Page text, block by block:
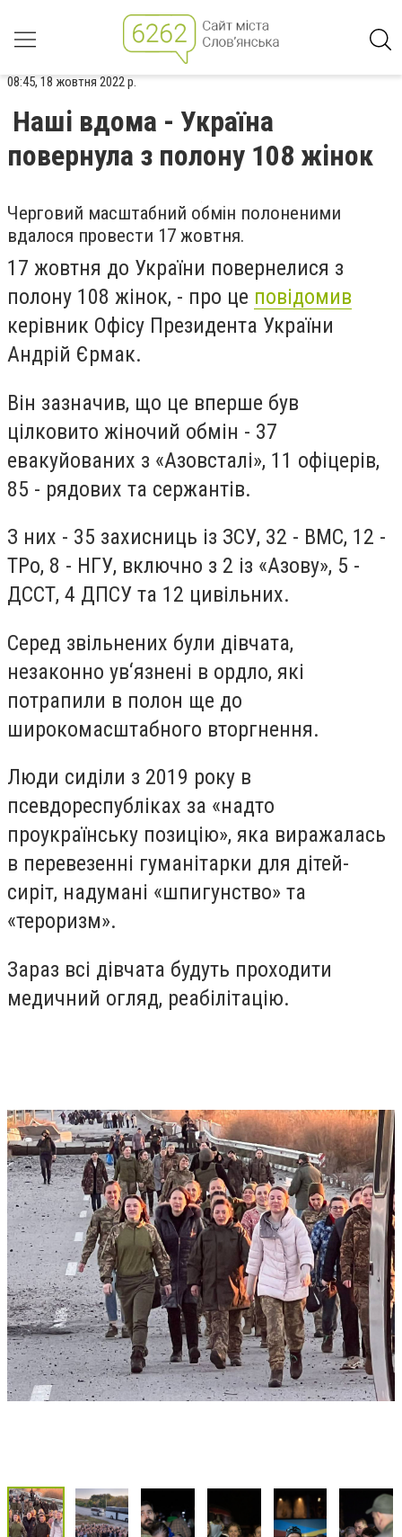
08:45, 18 жовтня 2022 р.
Наші вдома - Україна
повернула з полону 108 жінок
Черговий масштабний обмін полоненими
вдалося провести 17 жовтня.
17 жовтня до України повернeлися з
полону 108 жінок, - про це повідомив
керівник Офісу Президента України
Андрій Єрмак.
Він зазначив, що це вперше був
цілковито жіночий обмін - 37
евакуйованих з «Азовсталі», 11 офіцерів,
85 - рядових та сержантів.
З них - 35 захисниць із ЗСУ, 32 - ВМС, 12 -
ТРо, 8 - НГУ, включно з 2 із «Азову», 5 -
ДССТ, 4 ДПСУ та 12 цивільних.
Серед звільнених були дівчата,
незаконно ув‘язнені в ордло, які
потрапили в полон ще до
широкомасштабного вторгнення.
Люди сиділи з 2019 року в
псевдореспубліках за «надто
проукраїнську позицію», яка виражалась
в перевезенні гуманітарки для дітей-
сиріт, надумані «шпигунство» та
«тероризм».
Зараз всі дівчата будуть проходити
медичний огляд, реабілітацію.